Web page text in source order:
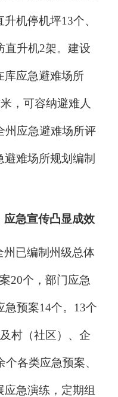
升机停机坪13个、
直升机2架。建设
库应急避难场所
，可容纳避难人
州应急避难场所评
难场所规划编制
应急宣传凸显成效
州已编制州级总体
20个，部门应急
急预案14个。 13个
村（社区）、企
个各类应急预案、
急演练， 定期组